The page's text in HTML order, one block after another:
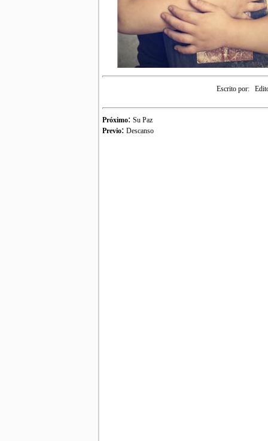
Escrito por:
Próximo: Su Paz
Previo: Descanso